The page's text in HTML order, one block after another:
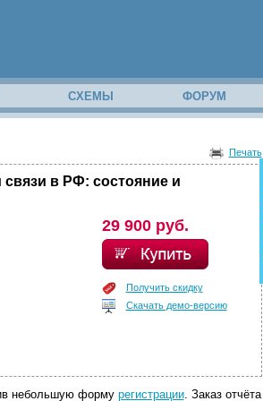
СХЕМЫ ФОРУМ
о
з
с
п
о
с
о
д
е
р
Печать
в РФ: состояние и
29 900 руб.
Получить скидку
Скачать демо-версию
небольшую форму регистрации. Заказ отчёта